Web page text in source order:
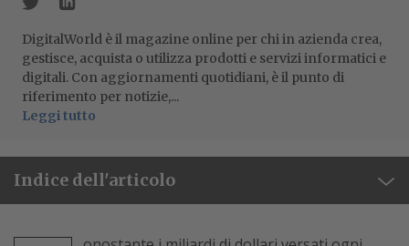
DigitalWorld è il magazine online per chi in azienda crea,
gestisce, acquista o utilizza prodotti e servizi informatici e
digitali. Con aggiornamenti quotidiani, è il punto di
riferimento per notizie,...
Leggi tutto
Indice dell'articolo